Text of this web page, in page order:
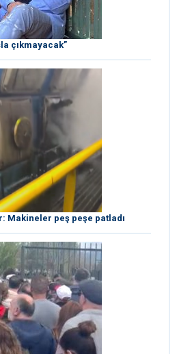
çıkmayacak”
Makineler peş peşe patladı